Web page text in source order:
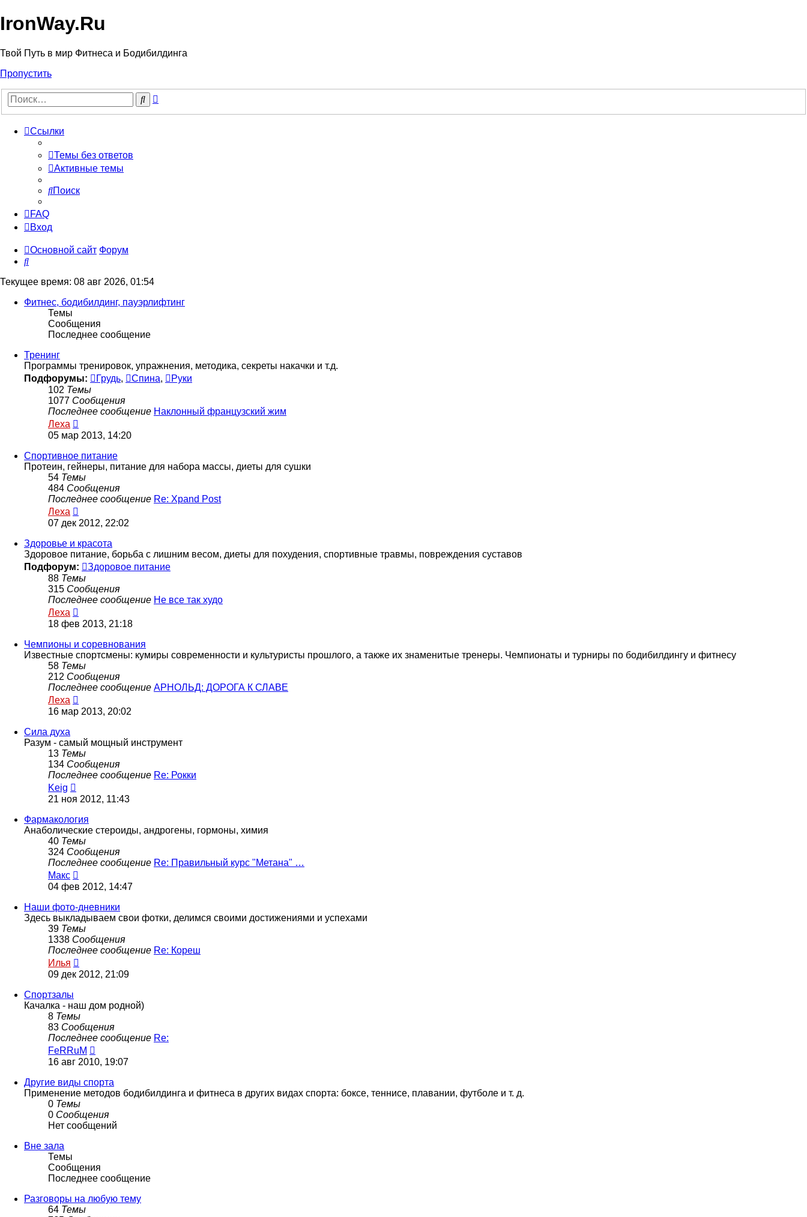
IronWay.Ru
Твой Путь в мир Фитнеса и Бодибилдинга
Пропустить
Поиск
Ссылки
Темы без ответов
Активные темы
Поиск
FAQ
Вход
Основной сайт Форум
Поиск
Текущее время: 08 авг 2026, 01:54
Фитнес, бодибилдинг, пауэрлифтинг
Темы
Сообщения
Последнее сообщение
Тренинг
Программы тренировок, упражнения, методика, секреты накачки и т.д.
Подфорумы:
Грудь, Спина,
Руки
102 Темы
1077 Сообщения
Последнее сообщение Наклонный французский жим
Леха
к
сообщению
05 мар 2013, 14:20
Спортивное питание
Протеин, гейнеры, питание для набора массы, диеты для сушки
54 Темы
484 Сообщения
Последнее сообщение Re: Xpand Post
Леха
к
сообщению
07 дек 2012, 22:02
Здоровье и красота
Здоровое питание, борьба с лишним весом, диеты для похудения, спортивные травмы, повреждения суставов
Подфорум:
Здоровое питание
88 Темы
315 Сообщения
Последнее сообщение Не все так худо
Леха
к
сообщению
18 фев 2013, 21:18
Чемпионы и соревнования
Известные спортсмены: кумиры современности и культуристы прошлого, а также их знаменитые тренеры. Чемпионаты и турниры по бодибилдингу и фитнесу
58 Темы
212 Сообщения
Последнее сообщение АРНОЛЬД: ДОРОГА К СЛАВЕ
Леха
к
16 мар 2013, 20:02
Сила духа
Разум - самый мощный инструмент
13 Темы
134 Сообщения
Последнее сообщение Re: Рокки
Keig
к
сообщению
21 ноя 2012, 11:43
Фармакология
Анаболические стероиды, андрогены, гормоны, химия
40 Темы
324 Сообщения
Последнее сообщение Re: Правильный курс "Метана" …
Макс
к
сообщению
04 фев 2012, 14:47
Наши фото-дневники
Здесь выкладываем свои фотки, делимся своими достижениями и успехами
39 Темы
1338 Сообщения
Последнее сообщение Re: Кореш
Илья
к
09 дек 2012, 21:09
Спортзалы
Качалка - наш дом родной)
8 Темы
83 Сообщения
Последнее сообщение Re:
FeRRuM
к
сообщению
16 авг 2010, 19:07
Другие виды спорта
Применение методов бодибилдинга и фитнеса в других видах спорта: боксе, теннисе, плавании, футболе и т. д.
0 Темы
0 Сообщения
Нет сообщений
Вне зала
Темы
Сообщения
Последнее сообщение
Разговоры на любую тему
64 Темы